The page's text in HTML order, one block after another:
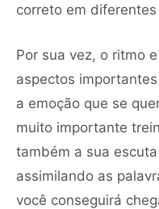
correto em
Por sua vez, o ritmo
aspectos
a emoção que se
muito importante
também a sua
assimilando as
você conseguirá